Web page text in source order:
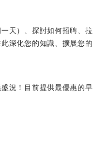
天）、探討如何招聘、拉
深化您的知識、擴展您的
況！目前提供最優惠的早